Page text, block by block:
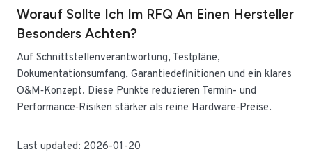
Worauf Sollte Ich Im RFQ An Einen Hersteller
Besonders Achten?
Auf Schnittstellenverantwortung, Testpläne,
Dokumentationsumfang, Garantiedefinitionen und ein klares
O&M‑Konzept. Diese Punkte reduzieren Termin- und
Performance‑Risiken stärker als reine Hardware‑Preise.
Last updated: 2026-01-20